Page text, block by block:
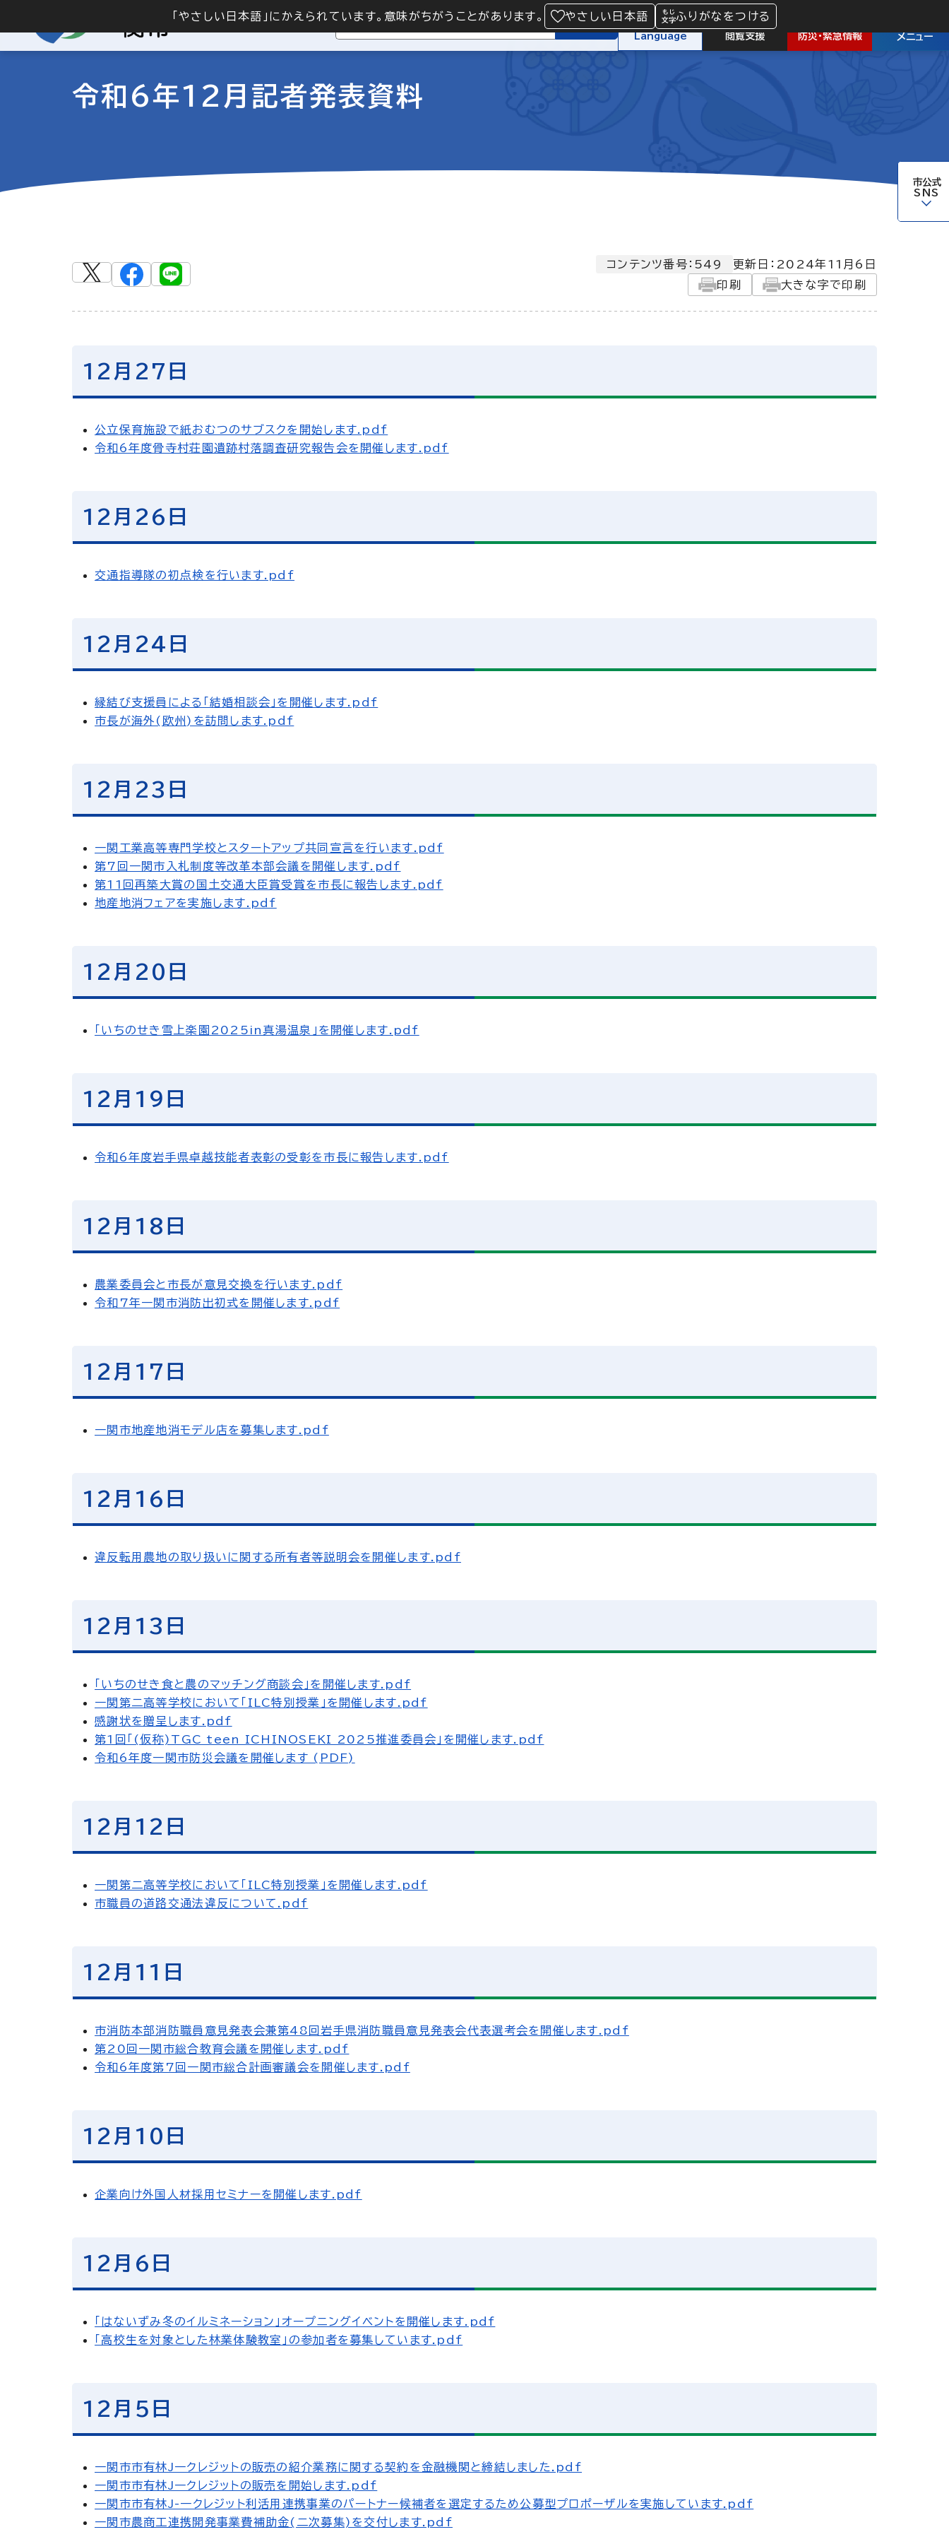
「やさしい日本語」にかえられています。意味がちがうことがあります。 やさしい日本語 ふりがなをつける
検索
Language 閲覧支援 防災・緊急情報 メニュー
市公式
SNS
令和6年12月記者発表資料
コンテンツ番号：549 更新日： 2024年11月6日
印刷
大きな字で印刷
12月27日
公立保育施設で紙おむつのサブスクを開始します.pdf
令和6年度骨寺村荘園遺跡村落調査研究報告会を開催します.pdf
12月26日
交通指導隊の初点検を行います.pdf
12月24日
縁結び支援員による「結婚相談会」を開催します.pdf
市長が海外(欧州)を訪問します.pdf
12月23日
一関工業高等専門学校とスタートアップ共同宣言を行います.pdf
第7回一関市入札制度等改革本部会議を開催します.pdf
第11回再築大賞の国土交通大臣賞受賞を市長に報告します.pdf
地産地消フェアを実施します.pdf
12月20日
「いちのせき雪上楽園2025in真湯温泉」を開催します.pdf
12月19日
令和6年度岩手県卓越技能者表彰の受彰を市長に報告します.pdf
12月18日
農業委員会と市長が意見交換を行います.pdf
令和7年一関市消防出初式を開催します.pdf
12月17日
一関市地産地消モデル店を募集します.pdf
12月16日
違反転用農地の取り扱いに関する所有者等説明会を開催します.pdf
12月13日
「いちのせき食と農のマッチング商談会」を開催します.pdf
一関第二高等学校において「ILC特別授業」を開催します.pdf
感謝状を贈呈します.pdf
第1回「(仮称)TGC teen ICHINOSEKI 2025推進委員会」を開催します.pdf
令和6年度一関市防災会議を開催します (PDF)
12月12日
一関第二高等学校において「ILC特別授業」を開催します.pdf
市職員の道路交通法違反について.pdf
12月11日
市消防本部消防職員意見発表会兼第48回岩手県消防職員意見発表会代表選考会を開催します.pdf
第20回一関市総合教育会議を開催します.pdf
令和6年度第7回一関市総合計画審議会を開催します.pdf
12月10日
企業向け外国人材採用セミナーを開催します.pdf
12月6日
「はないずみ冬のイルミネーション」オープニングイベントを開催します.pdf
「高校生を対象とした林業体験教室」の参加者を募集しています.pdf
12月5日
一関市市有林J一クレジットの販売の紹介業務に関する契約を金融機関と締結しました.pdf
一関市市有林J一クレジットの販売を開始します.pdf
一関市市有林J-一クレジット利活用連携事業のパートナー候補者を選定するため公募型プロポーザルを実施しています.pdf
一関市農商工連携開発事業費補助金(二次募集)を交付します.pdf